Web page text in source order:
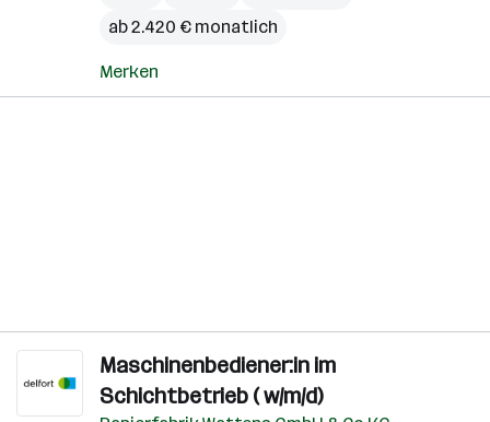
ab 2.420 € monatlich
Merken
Maschinenbediener:in im
Schichtbetrieb ( w/m/d)